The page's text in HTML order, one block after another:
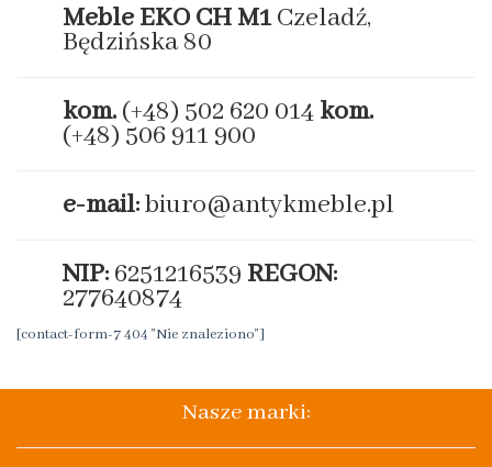
Meble EKO CH M1Czeladź,
Będzińska 80
kom. (+48) 502 620 014 kom.
(+48) 506 911 900
e-mail:biuro@antykmeble.pl
NIP: 6251216539 REGON:
277640874
[contact-form-7 404 "Nie znaleziono"]
Nasze marki: